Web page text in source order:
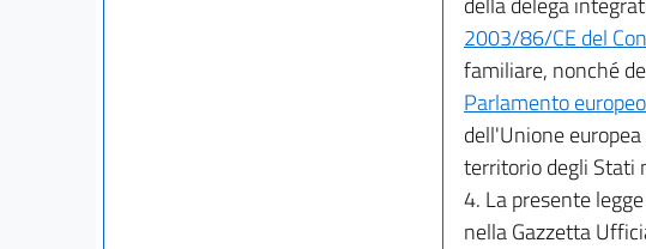
2003/86/CE del
familiare, nonché
Parlamento
dell'Unione
territorio degli Stati
4. La presente
nella Gazzetta